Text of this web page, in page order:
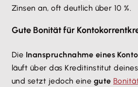
Zinsen an, oft deutlich über 10 %.
Gute Bonität für
Die Inanspruchnahme eines
läuft über das Kreditinstitut
und setzt jedoch eine gute